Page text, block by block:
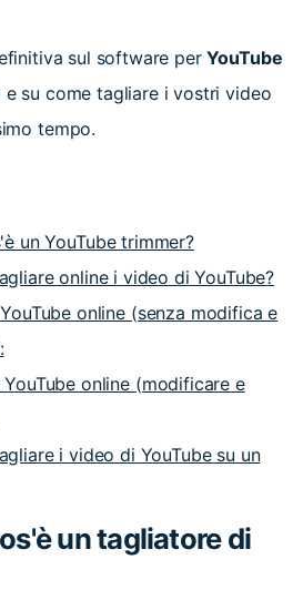
sul software per YouTube
e su come tagliare i vostri video
tempo.
un YouTube trimmer?
online i video di YouTube?
online (senza modifica e
YouTube online (modificare e
i video di YouTube su un
un tagliatore di